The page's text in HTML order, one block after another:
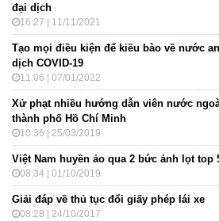
đại dịch
16:27 | 11/11/2021
Tạo mọi điều kiện để kiều bào về nước
dịch COVID-19
11:06 | 07/01/2022
Xử phạt nhiều hướng dẫn viên nước
thành phố Hồ Chí Minh
10:36 | 25/03/2019
Việt Nam huyền ảo qua 2 bức ảnh lọt top
08:34 | 01/10/2019
Giải đáp về thủ tục đổi giấy phép lái xe
08:28 | 24/10/2017